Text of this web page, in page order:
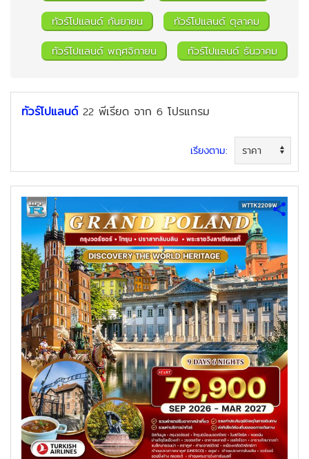
ค้นหาทัวร์
ทัวร์โปแลนด์ กันยายน
ทัวร์โปแลนด์ ตุลาคม
ทัวร์โปแลนด์ พฤศจิกายน
ทัวร์โปแลนด์ ธันวาคม
ทัวร์โปแลนด์ 22 พีเรียด จาก 6 โปรแกรม
เรียงตาม: